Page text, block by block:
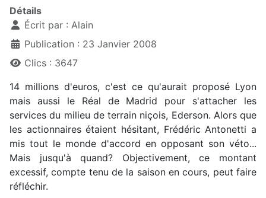
Détails
Écrit par : Alain
Publication : 23 Janvier 2008
Clics : 3647
14 millions d'euros, c'est ce qu'aurait proposé Lyon
mais aussi le Réal de Madrid pour s'attacher les
services du milieu de terrain niçois, Ederson. Alors que
les actionnaires étaient hésitant, Frédéric Antonetti a
mis tout le monde d'accord en opposant son véto...
Mais jusqu'à quand? Objectivement, ce montant
excessif, compte tenu de la saison en cours, peut faire
réfléchir.